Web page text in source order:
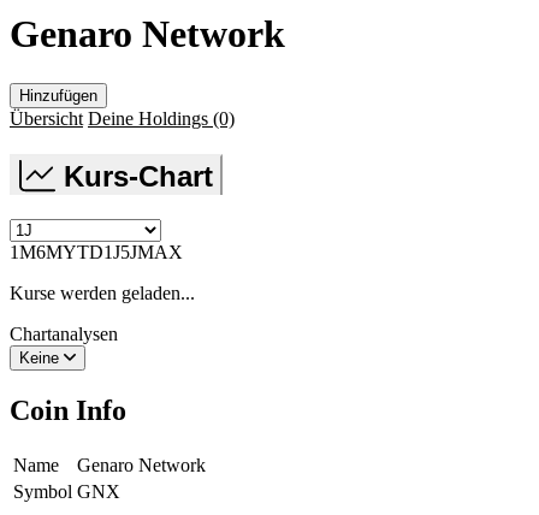
Genaro Network
Hinzufügen
Übersicht Deine Holdings (0)
Kurs-Chart
1M6MYTD1J5JMAX
Kurse werden geladen...
Chartanalysen
Keine
Coin Info
Name
Genaro Network
Symbol GNX